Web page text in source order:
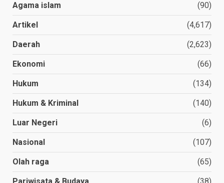
Agama islam (90)
Artikel (4,617)
Daerah (2,623)
Ekonomi (66)
Hukum (134)
Hukum & Kriminal (140)
Luar Negeri (6)
Nasional (107)
Olah raga (65)